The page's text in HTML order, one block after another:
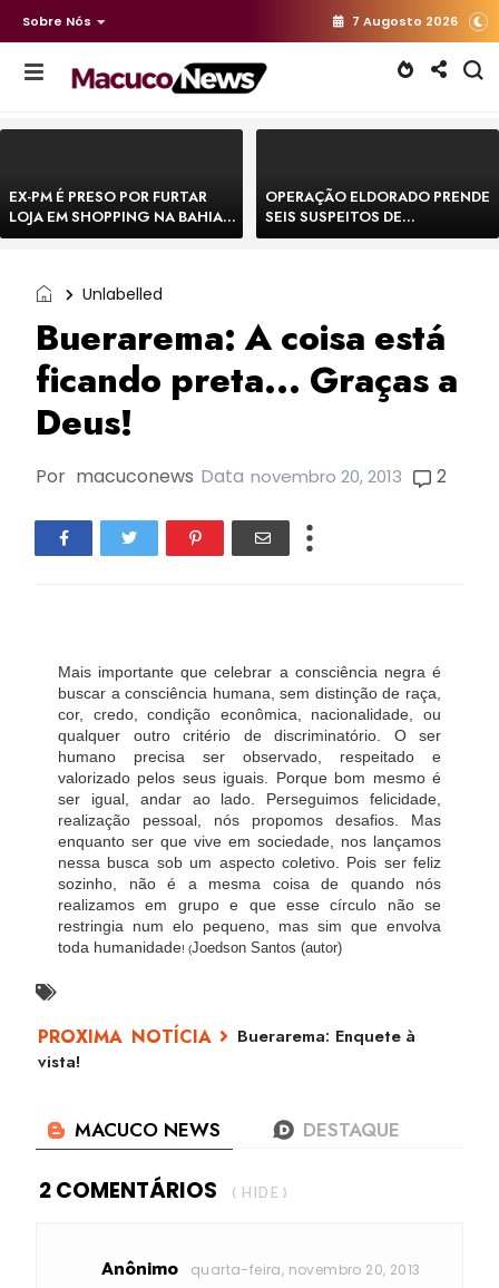
Sobre Nós 7 Augosto 2026
EX-PM É PRESO POR FURTAR
LOJA EM SHOPPING NA BAHIA E
ESCAPA CORRENDO DE
OPERAÇÃO ELDORADO PRENDE
SEIS SUSPEITOS DE
MOVIMENTAR R$ 25 MILHÕES
Unlabelled
Buerarema: A coisa está
ficando preta... Graças a
Deus!
Por macuconews Data novembro 20, 2013 2
Mais importante que celebrar a consciência negra é
buscar a consciência humana, sem distinção de raça,
cor, credo, condição econômica, nacionalidade, ou
qualquer outro critério de discriminatório. O ser
humano precisa ser observado, respeitado e
valorizado pelos seus iguais. Porque bom mesmo é
ser igual, andar ao lado. Perseguimos felicidade,
realização pessoal, nós propomos desafios. Mas
enquanto ser que vive em sociedade, nos lançamos
nessa busca sob um aspecto coletivo. Pois ser feliz
sozinho, não é a mesma coisa de quando nós
realizamos em grupo e que esse círculo não se
restringia num elo pequeno, mas sim que envolva
toda humanidade! (Joedson Santos (autor)
Buerarema: Enquete à
vista!
2 COMENTÁRIOS ( HIDE )
Anônimo quarta-feira, novembro 20, 2013